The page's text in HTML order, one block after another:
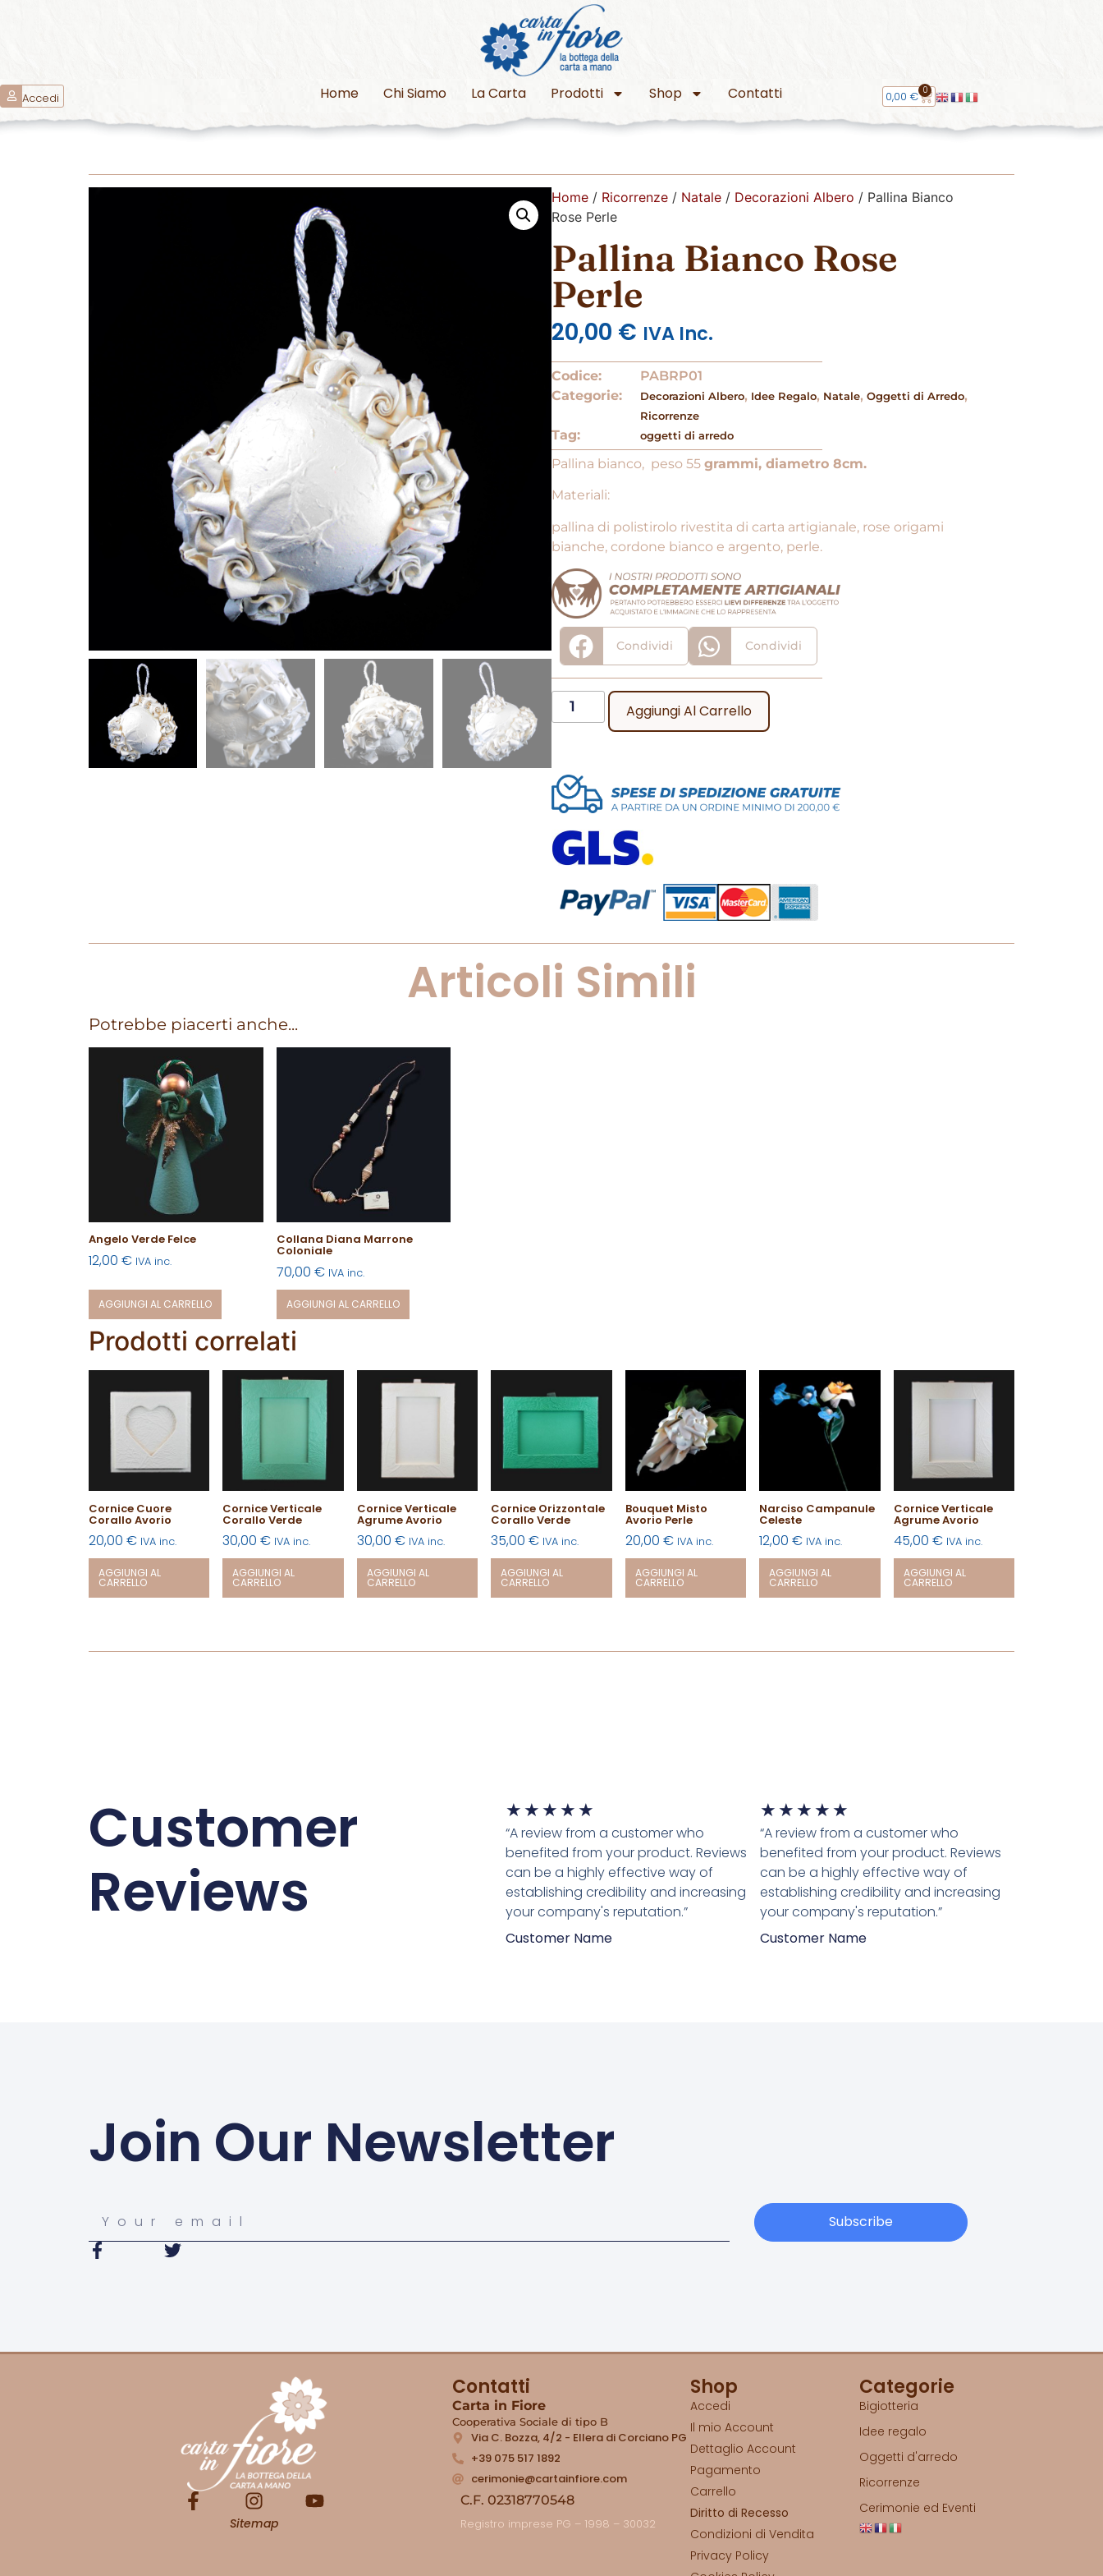
Accedi Home Chi Siamo La Carta Prodotti Shop Contatti 0,00€ 0
Home / Ricorrenze / Natale / Decorazioni Albero / Pallina Bianco
Rose Perle
Pallina Bianco Rose
Perle
20,00 € IVA Inc.
Codice:
PABRP01
Categorie:
Decorazioni Albero, Idee Regalo, Natale, Oggetti di Arredo,
Ricorrenze
Tag: oggetti di arredo
Pallina bianco, peso 55 grammi, diametro 8cm.
Materiali:
pallina di polistirolo rivestita di carta artigianale, rose origami
bianche, cordone bianco e argento, perle.
Condividi Condividi
Aggiungi Al Carrello
Articoli Simili
Potrebbe piacerti anche...
Angelo Verde Felce
12,00 € IVA inc.
AGGIUNGI AL CARRELLO
Collana Diana Marrone
Coloniale
70,00 € IVA inc.
AGGIUNGI AL CARRELLO
Prodotti correlati
Cornice Cuore
Corallo Avorio
20,00 € IVA inc.
AGGIUNGI AL
CARRELLO
Cornice Verticale
Corallo Verde
30,00€ IVA inc.
AGGIUNGI AL
CARRELLO
Cornice Verticale
Agrume Avorio
30,00 € IVA inc.
AGGIUNGI AL
CARRELLO
Cornice Orizzontale
Corallo Verde
35,00€ IVA inc.
AGGIUNGI AL
CARRELLO
Bouquet Misto
Avorio Perle
20,00 € IVA inc.
AGGIUNGI AL
CARRELLO
Narciso Campanule
Celeste
12,00€ IVA inc.
AGGIUNGI AL
CARRELLO
Cornice Verticale
Agrume Avorio
45,00 € IVA inc.
AGGIUNGI AL
CARRELLO
Customer
Reviews
★ ★ ★ ★ ★
“A review from a customer who
benefited from your product. Reviews
can be a highly effective way of
establishing credibility and increasing
your company's reputation.”
Customer Name
★ ★ ★ ★ ★
“A review from a customer who
benefited from your product. Reviews
can be a highly effective way of
establishing credibility and increasing
your company's reputation.”
Customer Name
Join Our Newsletter
Subscribe
Sitemap
Contatti
Carta in Fiore
Cooperativa Sociale di tipo B
Via C. Bozza, 4/2 - Ellera di Corciano PG
+39 075 517 1892
cerimonie@cartainfiore.com
C.F. 02318770548
Registro imprese PG – 1998 – 30032
Shop
Accedi
Il mio Account
Dettaglio Account
Pagamento
Carrello
Diritto di Recesso
Condizioni di Vendita
Privacy Policy
Categorie
Bigiotteria
Idee regalo
Oggetti d'arredo
Ricorrenze
Cerimonie ed Eventi